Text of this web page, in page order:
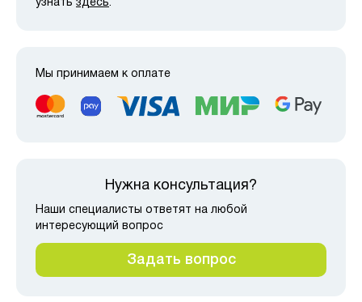
узнать здесь.
Мы принимаем к оплате
Нужна консультация?
Наши специалисты ответят на любой
интересующий вопрос
Задать вопрос